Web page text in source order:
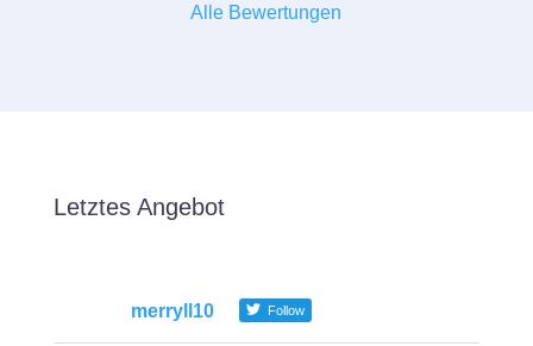
Alle Bewertungen
Letztes Angebot
merryll10 Follow